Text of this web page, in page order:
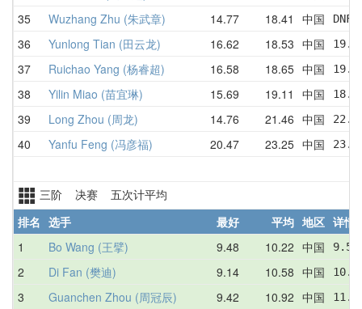
35 Wuzhang Zhu (朱武章) 14.77 18.41 中国
36 Yunlong Tian (田云龙) 16.62 18.53 中国
37 Ruichao Yang (杨睿超) 16.58 18.65 中国
38 Yilin Miao (苗宜琳) 15.69 19.11 中国
39 Long Zhou (周龙) 14.76 21.46 中国
40 Yanfu Feng (冯彦福) 20.47 23.25 中国
三阶 决赛 五次计平均
排名 选手 最好 平均 地区 详情
1
Bo Wang (王擘) 9.48 10.22 中国
2 Di Fan (樊迪) 9.14 10.58 中国
3 Guanchen Zhou (周冠辰) 9.42 10.92 中国